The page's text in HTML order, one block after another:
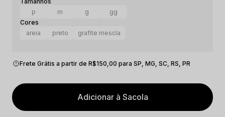
p m g gg
areia preto grafite mescla
Adicionar à Sacola
Frete Grátis a partir de R$150,00 para SP, MG, SC, RS, PR